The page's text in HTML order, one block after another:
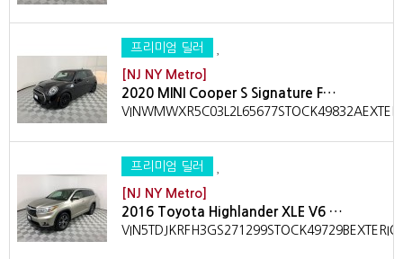
프리미엄 딜러
[NJ NY Metro]
2020 MINI Cooper S Signature F…
프리미엄 딜러
[NJ NY Metro]
2016 Toyota Highlander XLE V6 …